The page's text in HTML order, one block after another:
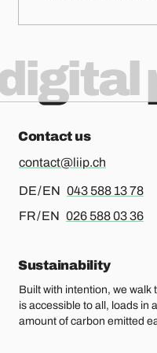
Contact us
contact@liip.ch
DE / EN For german or
043 588 13 78
FR / EN For french or
026 588 03 36
Sustainability
Built with intention, we walk
is accessible to all, loads in
amount of carbon emitted